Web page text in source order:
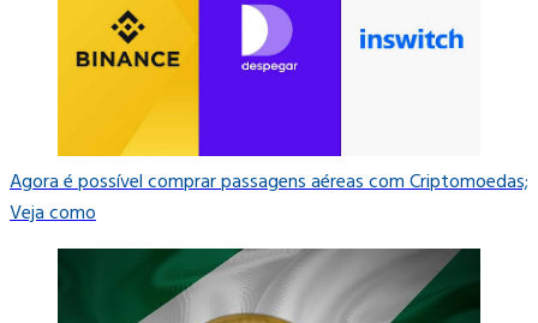
Agora é possível comprar passagens aéreas com Criptomoedas;
Veja como